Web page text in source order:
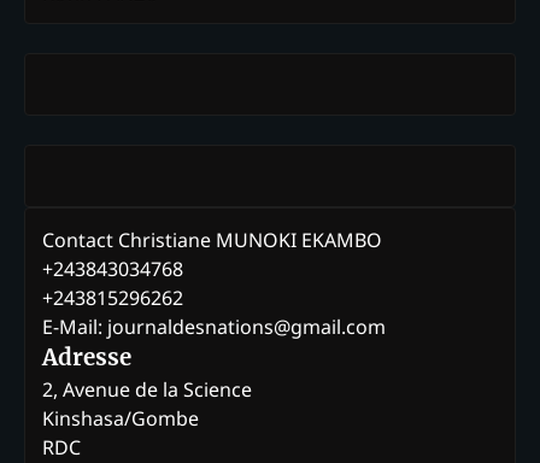
Contact Christiane MUNOKI EKAMBO
+243843034768
+243815296262
E-Mail: journaldesnations@gmail.com
Adresse
2, Avenue de la Science
Kinshasa/Gombe
RDC